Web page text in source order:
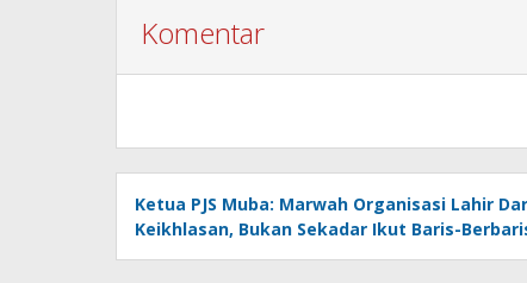
Komentar
Ketua PJS Muba: Marwah Organisasi Lahir
Keikhlasan, Bukan Sekadar Ikut Baris-